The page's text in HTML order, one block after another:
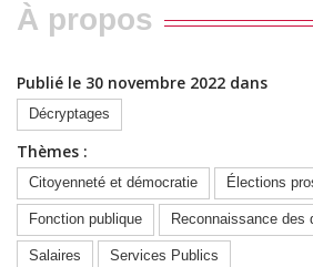
À propos
Publié le 30 novembre 2022 dans
Décryptages
Thèmes :
Citoyenneté et démocratie Élections
Fonction publique Reconnaissance des
Salaires Services Publics